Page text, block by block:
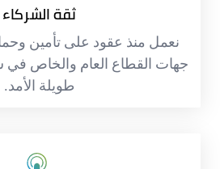
ثقة الشركاء
نعمل منذ عقود على تأمين
جهات القطاع العام والخاص في
طويلة الأمد.